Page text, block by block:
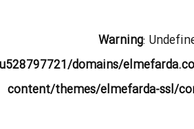
Warning:
domains/
content/themes/elmefarda-ssl/